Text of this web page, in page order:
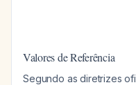
Valores de Referência
Segundo as diretrizes